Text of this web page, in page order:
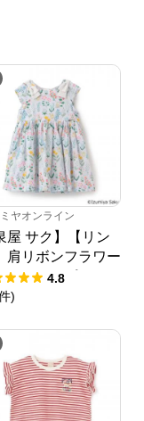
ヤオンライン
屋 サク】【リン
肩リボンフラワー
ットワンピース
4.8
)